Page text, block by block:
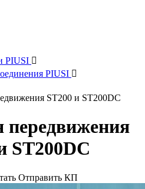
PIUSI 
PIUSI 
ST200 и ST200DC
передвижения
ST200DC
Отправить КП